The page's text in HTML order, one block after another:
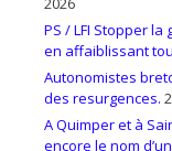
PS / LFI Stopper
en affaiblissant
Autonomistes
des resurgences.
A Quimper et à
encore le nom